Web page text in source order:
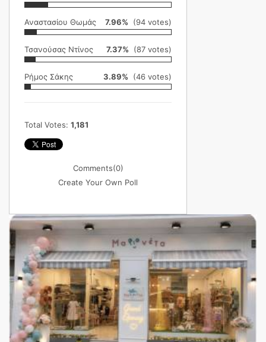
Αναστασίου Θωμάς 7.96% (94 votes)
Τσανούσας Ντίνος 7.37% (87 votes)
Ρήμος Σάκης 3.89% (46 votes)
Total Votes: 1,181
Comments(0)
Create Your Own Poll